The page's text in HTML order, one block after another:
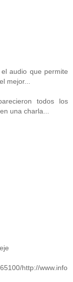
audio que permite
mejor...
todos los
una charla...
http://www.info